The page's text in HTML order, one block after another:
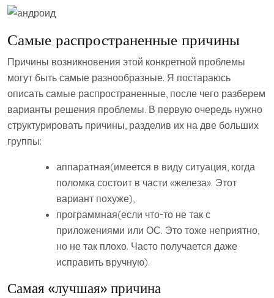
Самые распространенные причины
Причины возникновения этой конкретной проблемы
могут быть самые разнообразные. Я постараюсь
описать самые распространенные, после чего разберем
варианты решения проблемы. В первую очередь нужно
структурировать причины, разделив их на две больших
группы:
аппаратная(имеется в виду ситуация, когда
поломка состоит в части «железа». Этот
вариант похуже),
программная(если что-то не так с
приложениями или ОС. Это тоже неприятно,
но не так плохо. Часто получается даже
исправить вручную).
Самая «лучшая» причина